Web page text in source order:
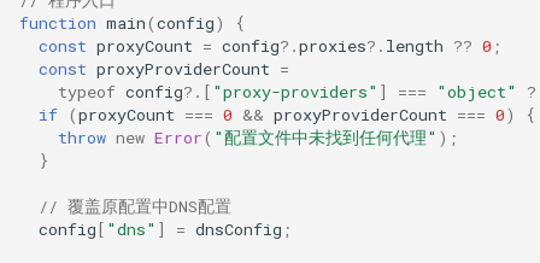
function main(config)
{
const proxyCount = config? .proxies? . length ?? 0 ;
const proxyProviderCount =
typeof config? .[ "proxy-providers" ] === "object"
?
if (proxyCount === 0 && proxyProviderCount === 0)
{
throw new Error( "配置文件中未找到任何代理" );
}
// 覆盖原配置中DNS配置
config [ "dns" ] = dnsConfig ;